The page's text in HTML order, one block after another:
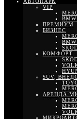
VIP
ПРЕМИУМ
БИЗНЕС
КОМФОРТ
SUV,
АРЕНДА